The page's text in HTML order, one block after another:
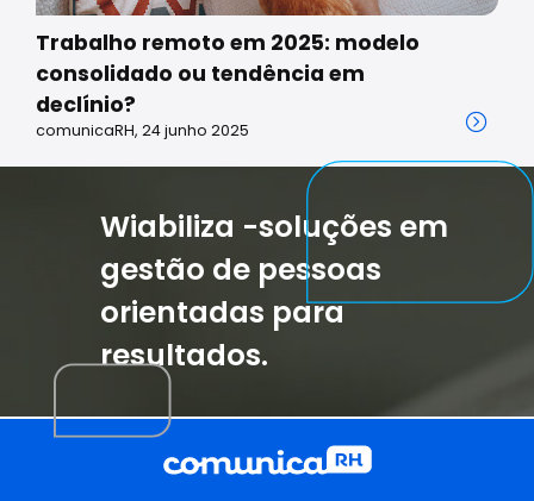
Trabalho remoto em 2025: modelo
consolidado ou tendência em
declínio?
comunicaRH, 24 junho 2025
Wiabiliza -soluções em
gestão de pessoas
orientadas para
resultados.